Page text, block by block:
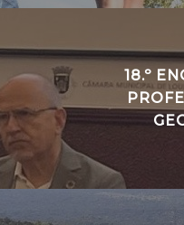
18.º